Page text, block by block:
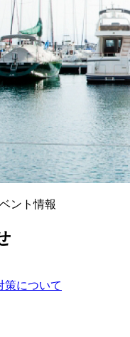
ント情報
策について